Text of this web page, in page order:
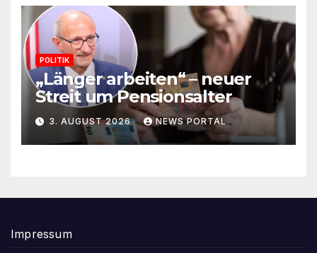
POLITIK
„Länger arbeiten“ – neuer
Streit um Pensionsalter
3. AUGUST 2026 NEWS PORTAL
Impressum